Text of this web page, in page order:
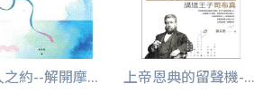
之約--解開摩... 上帝恩典的留聲機-...